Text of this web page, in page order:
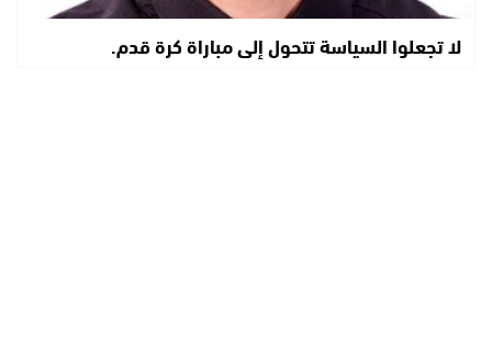
لا تجعلوا السياسة تتحول إلى مباراة كرة قدم.